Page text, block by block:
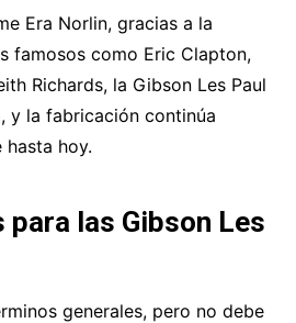
Era Norlin, gracias a la
famosos como Eric Clapton,
Richards, la Gibson Les Paul
y la fabricación continúa
hasta hoy.
para las Gibson Les
generales, pero no debe